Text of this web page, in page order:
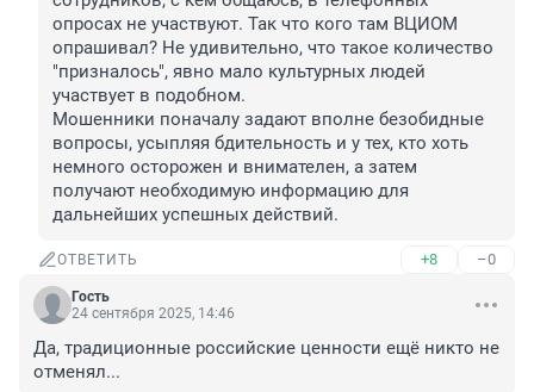
опросах не участвуют. Так что кого там ВЦИОМ
опрашивал? Не удивительно, что такое количество
"призналось", явно мало культурных людей
участвует в подобном.
Мошенники поначалу задают вполне безобидные
вопросы, усыпляя бдительность и у тех, кто хоть
немного осторожен и внимателен, а затем
получают необходимую информацию для
дальнейших успешных действий.
ОТВЕТИТЬ +8 –0
Гость
24 сентября 2025, 14:46
Да, традиционные российские ценности ещё никто не
отменял...